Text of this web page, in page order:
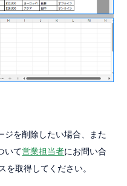
ジを削除したい場合、また
いて営業担当者にお問い合
を取得してください。